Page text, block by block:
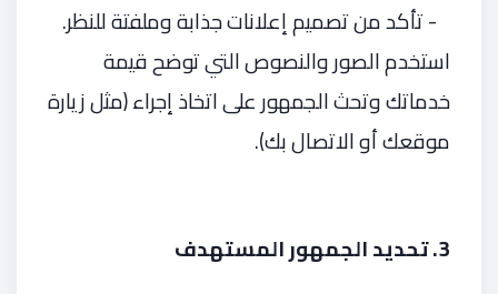
- تأكد من تصميم إعلانات جذابة وملفتة للنظر.
استخدم الصور والنصوص التي توضح قيمة
خدماتك وتحث الجمهور على اتخاذ إجراء (مثل زيارة
موقعك أو الاتصال بك).
3. تحديد الجمهور المستهدف